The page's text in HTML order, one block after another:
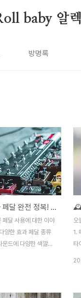
baby 알렉
방명록
🎛️일렉기타 효과 페달 완전 정복! 초보자를 위한 사용법과 꼭 알아야 할 주의사항🎸✨
페달 사용에 대한 이야
양한 효과 페달 종류
드에 다양한 색깔과
오
1.
타